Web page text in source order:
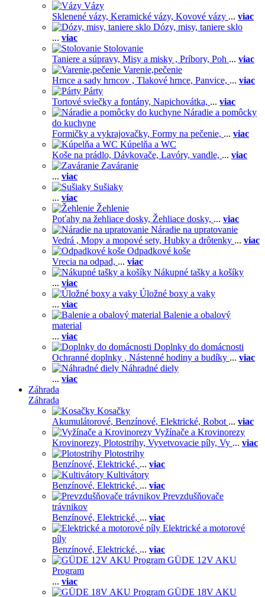
Vázy
Sklenené vázy, Keramické vázy, Kovové vázy ... viac
Dózy, misy, taniere sklo
... viac
Stolovanie
Taniere a súpravy, Misy a misky , Príbory, Poh ... viac
Varenie,pečenie
Hrnce a sady hrncov , Tlakové hrnce, Panvice, ... viac
Párty
Tortové sviečky a fontány, Napichovátka, ... viac
Náradie a pomôcky
do kuchyne
Formičky a vykrajovačky, Formy na pečenie, ... viac
Kúpelňa a WC
Koše na prádlo, Dávkovače, Lavóry, vandle, ... viac
Zaváranie
... viac
Sušiaky
... viac
Žehlenie
Poťahy na žehliace dosky, Žehliace dosky, ... viac
Náradie na upratovanie
Vedrá , Mopy a mopové sety, Hubky a drôtenky ... viac
Odpadkové koše
Vrecia na odpad, ... viac
Nákupné tašky a košíky
... viac
Úložné boxy a vaky
... viac
Balenie a obalový
material
... viac
Doplnky do domácnosti
Ochranné doplnky , Nástenné hodiny a budíky ... viac
Náhradné diely
... viac
Záhrada
Záhrada
Kosačky
Akumulátorové, Benzínové, Elektrické, Robot ... viac
Vyžínače a Krovinorezy
Krovinorezy, Plotostrihy, Vyvetvovacie píly, Vy ... viac
Plotostrihy
Benzínové, Elektrické, ... viac
Kultivátory
Benzínové, Elektrické, ... viac
Prevzdušňovače
trávnikov
Benzínové, Elektrické, ... viac
Elektrické a motorové
píly
Benzínové, Elektrické, ... viac
GÜDE 12V AKU
Program
... viac
GÜDE 18V AKU